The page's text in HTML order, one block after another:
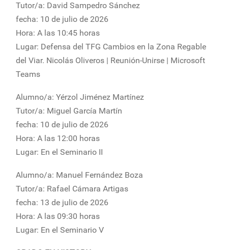
Tutor/a: David Sampedro Sánchez
fecha: 10 de julio de 2026
Hora: A las 10:45 horas
Lugar: Defensa del TFG Cambios en la Zona Regable
del Viar. Nicolás Oliveros | Reunión-Unirse | Microsoft
Teams
Alumno/a: Yérzol Jiménez Martínez
Tutor/a: Miguel García Martín
fecha: 10 de julio de 2026
Hora: A las 12:00 horas
Lugar: En el Seminario II
Alumno/a: Manuel Fernández Boza
Tutor/a: Rafael Cámara Artigas
fecha: 13 de julio de 2026
Hora: A las 09:30 horas
Lugar: En el Seminario V